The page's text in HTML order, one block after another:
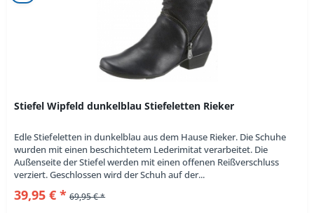
Stiefel Wipfeld dunkelblau Stiefeletten Rieker
Edle Stiefeletten in dunkelblau aus dem Hause Rieker. Die Schuhe
wurden mit einen beschichtetem Lederimitat verarbeitet. Die
Außenseite der Stiefel werden mit einen offenen Reißverschluss
verziert. Geschlossen wird der Schuh auf der...
39,95 € * 69,95 € *